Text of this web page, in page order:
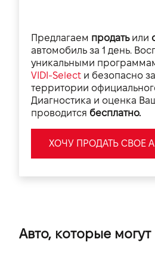
Предлагаем продатьили
автомобиль за 1 день.
уникальными
VIDI-Select и безопасно
территории
Диагностика и оценка
проводится бесплатно.
ХОЧУ ПРОДАТЬ СВОЕ
Авто, которые